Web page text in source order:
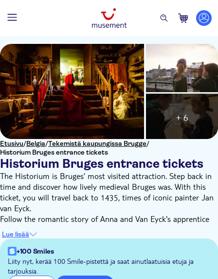
Etusivu/Belgia/Tekemistä kaupungissa Brugge/
Historium Bruges entrance tickets
Historium Bruges entrance tickets
+ 6
The Historium is Bruges’ most visited attraction. Step back in
time and discover how lively medieval Bruges was. With this
ticket, you will travel back to 1435, times of iconic painter Jan
van Eyck.
Follow the romantic story of Anna and Van Eyck's apprentice
Jacob in 7 historically-themed rooms and learn the history of
the city through film, photography, props, and much more!
Lue lisää
+100 Smiles
Liity nyt, kerää 100 Smile-pistettä ja saat ainutlaatuisia etuja ja
tarjouksia.